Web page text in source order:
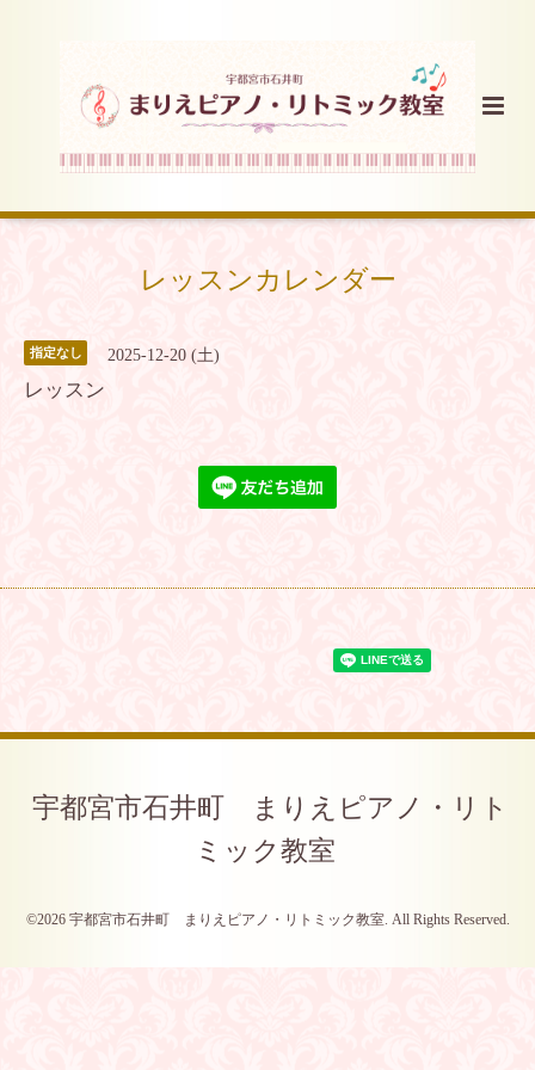
レッスンカレンダー
指定なし 2025-12-20 (土)
レッスン
宇都宮市石井町 まりえピアノ・リト
ミック教室
©2026 宇都宮市石井町 まりえピアノ・リトミック教室. All Rights Reserved.